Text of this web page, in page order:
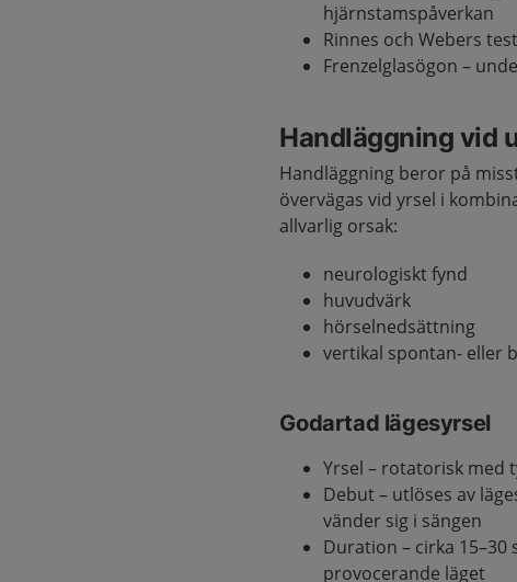
hjärnstamspåverkan
Rinnes och Webers
Frenzelglasögon –
Handläggning vid
Handläggning beror på
övervägas vid yrsel i
allvarlig orsak:
neurologiskt fynd
huvudvärk
hörselnedsättning
vertikal spontan- eller
Godartad lägesyrsel
Yrsel – rotatorisk med
Debut – utlöses av
vänder sig i sängen
Duration – cirka
provocerande läget